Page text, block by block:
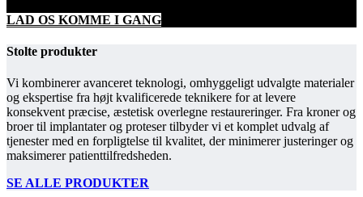
LAD OS KOMME I GANG
Stolte produkter
Vi kombinerer avanceret teknologi, omhyggeligt udvalgte materialer
og ekspertise fra højt kvalificerede teknikere for at levere
konsekvent præcise, æstetisk overlegne restaureringer. Fra kroner og
broer til implantater og proteser tilbyder vi et komplet udvalg af
tjenester med en forpligtelse til kvalitet, der minimerer justeringer og
maksimerer patienttilfredsheden.
SE ALLE PRODUKTER